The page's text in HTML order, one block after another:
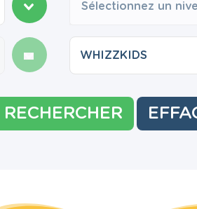
Sélectionnez un
RECHERCHER